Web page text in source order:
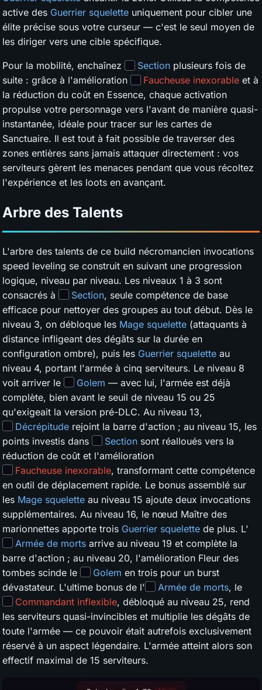
active des Guerrier squelette uniquement pour cibler une
élite précise sous votre curseur — c'est le seul moyen de
les diriger vers une cible spécifique.
Pour la mobilité, enchaînez Section plusieurs fois de
suite : grâce à l'amélioration
Faucheuse inexorable et à
la réduction du coût en Essence, chaque activation
propulse votre personnage vers l'avant de manière quasi-
instantanée, idéale pour tracer sur les cartes de
Sanctuaire. Il est tout à fait possible de traverser des
zones entières sans jamais attaquer directement : vos
serviteurs gèrent les menaces pendant que vous récoltez
l'expérience et les loots en avançant.
Arbre des Talents
L'arbre des talents de ce build nécromancien invocations
speed leveling se construit en suivant une progression
logique, niveau par niveau. Les niveaux 1 à 3 sont
consacrés à
Section, seule compétence de base
efficace pour nettoyer des groupes au tout début. Dès le
niveau 3, on débloque les Mage squelette (attaquants à
distance infligeant des dégâts sur la durée en
configuration ombre), puis les Guerrier squelette au
niveau 4, portant l'armée à cinq serviteurs. Le niveau 8
voit arriver le
Golem — avec lui, l'armée est déjà
complète, bien avant le seuil de niveau 15 ou 25
qu'exigeait la version pré-DLC. Au niveau 13,
Décrépitude rejoint la barre d'action ; au niveau 15, les
points investis dans
Section sont réalloués vers la
réduction de coût et l'amélioration
Faucheuse inexorable, transformant cette compétence
en outil de déplacement rapide. Le bonus assemblé sur
les Mage squelette au niveau 15 ajoute deux invocations
supplémentaires. Au niveau 16, le nœud Maître des
marionnettes apporte trois Guerrier squelette de plus. L'
Armée de morts arrive au niveau 19 et complète la
barre d'action ; au niveau 20, l'amélioration Fleur des
tombes scinde le
Golem en trois pour un burst
dévastateur. L'ultime bonus de l'
Armée de morts, le
Commandant inflexible, débloqué au niveau 25, rend
les serviteurs quasi-invincibles et multiplie les dégâts de
toute l'armée — ce pouvoir était autrefois exclusivement
réservé à un aspect légendaire. L'armée atteint alors son
effectif maximal de 15 serviteurs.